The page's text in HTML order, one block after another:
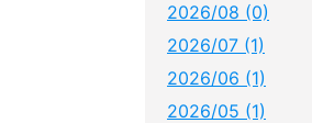
2026/08 (0)
2026/07 (1)
2026/06 (1)
2026/05 (1)